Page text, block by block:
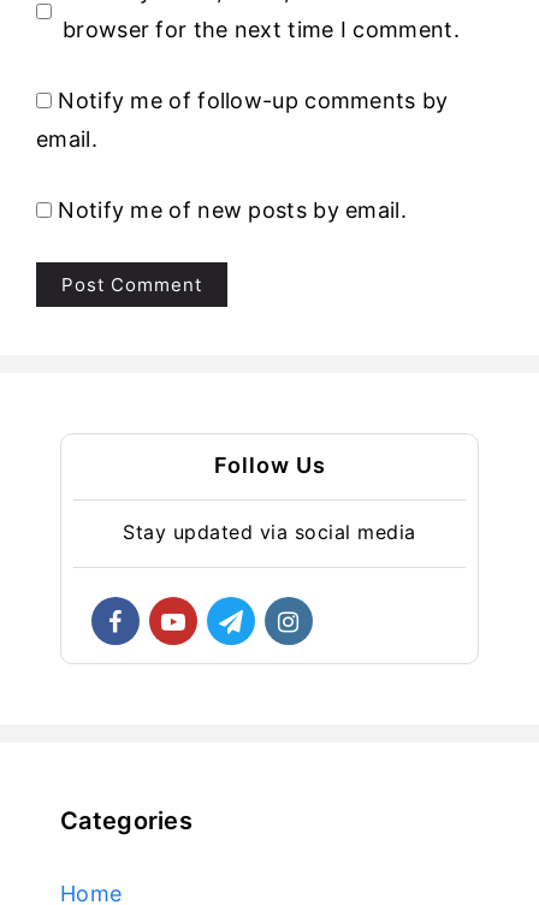
browser for the next time I comment.
Notify me of follow-up comments by
email.
Notify me of new posts by email.
Follow Us
Stay updated via social media
Categories
Home